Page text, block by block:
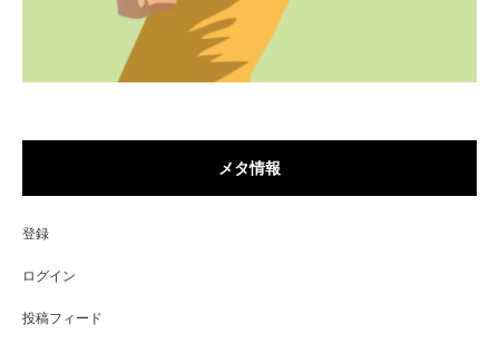
メタ情報
登録
ログイン
投稿フィード